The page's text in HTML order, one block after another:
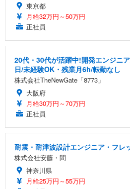
東京都
月給32万円～50万円
正社員
20代・30代が活躍中!開発エンジニ
日/未経験OK・残業月6h/転勤なし
株式会社TheNewGate「8773」
大阪府
月給30万円～70万円
正社員
耐震・耐津波設計エンジニア・フレ
株式会社安藤・間
神奈川県
月給25万円～55万円